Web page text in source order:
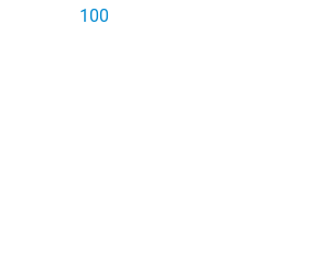
100